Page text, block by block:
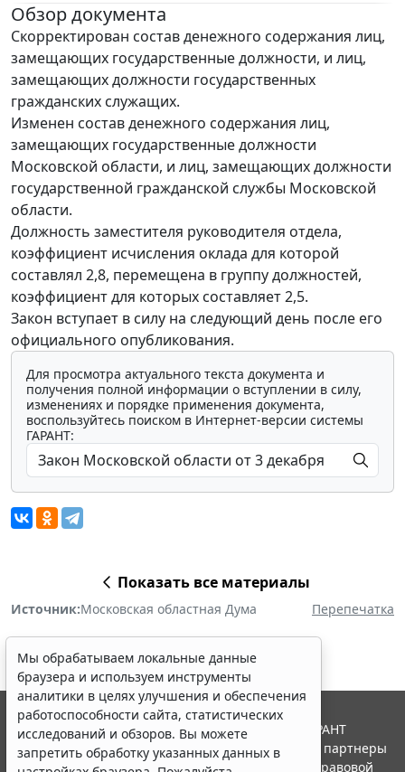
Обзор документа
Скорректирован состав денежного содержания лиц,
замещающих государственные должности, и лиц,
замещающих должности государственных
гражданских служащих.
Изменен состав денежного содержания лиц,
замещающих государственные должности
Московской области, и лиц, замещающих должности
государственной гражданской службы Московской
области.
Должность заместителя руководителя отдела,
коэффициент исчисления оклада для которой
составлял 2,8, перемещена в группу должностей,
коэффициент для которых составляет 2,5.
Закон вступает в силу на следующий день после его
официального опубликования.
Для просмотра актуального текста документа и
получения полной информации о вступлении в силу,
изменениях и порядке применения документа,
воспользуйтесь поиском в Интернет-версии системы
ГАРАНТ:
Показать все материалы
Источник:Московская областная Дума Перепечатка
Мы обрабатываем локальные данные
браузера и используем инструменты
аналитики в целях улучшения и обеспечения
работоспособности сайта, статистических
исследований и обзоров. Вы можете
запретить обработку указанных данных в
© ООО "НПП "ГАРАНТ-СЕРВИС", 2026. Система ГАРАНТ
выпускается с 1990 года. Компания "Гарант" и ее партнеры
являются участниками Российской ассоциации правовой